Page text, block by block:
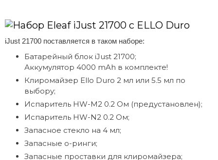
iJust 21700 поставляется в таком наборе:
Батарейный блок iJust 21700;
Аккумулятор 4000 mAh в комплекте!
Клиромайзер Ello Duro 2 мл или 5.5 мл по
выбору;
Испаритель HW-M2 0.2 Ом (предустановлен);
Испаритель HW-N2 0.2 Ом;
Запасное стекло на 4 мл;
Запасные о-ринги;
Запасные проставки для клиромайзера;